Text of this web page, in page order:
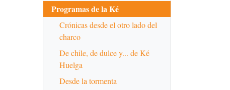
Programas de la Ké
Crónicas desde el otro lado del
charco
De chile, de dulce y... de Ké
Huelga
Desde la tormenta